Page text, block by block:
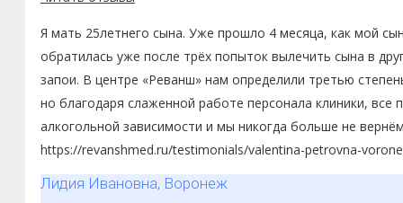
Я мать 25летнего сына. Уже прошло 4 месяца, как мой
обратилась уже после трёх попыток вылечить сына в
запои. В центре «Реванш» нам определили третью
но благодаря слаженной работе персонала клиники,
алкогольной зависимости и мы никогда больше не
https://revanshmed.ru/testimonials/valentina-petrovna-
Лидия Ивановна, Воронеж